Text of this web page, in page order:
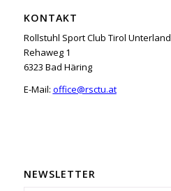
KONTAKT
Rollstuhl Sport Club Tirol Unterland
Rehaweg 1
6323 Bad Häring
E-Mail: office@rsctu.at
NEWSLETTER